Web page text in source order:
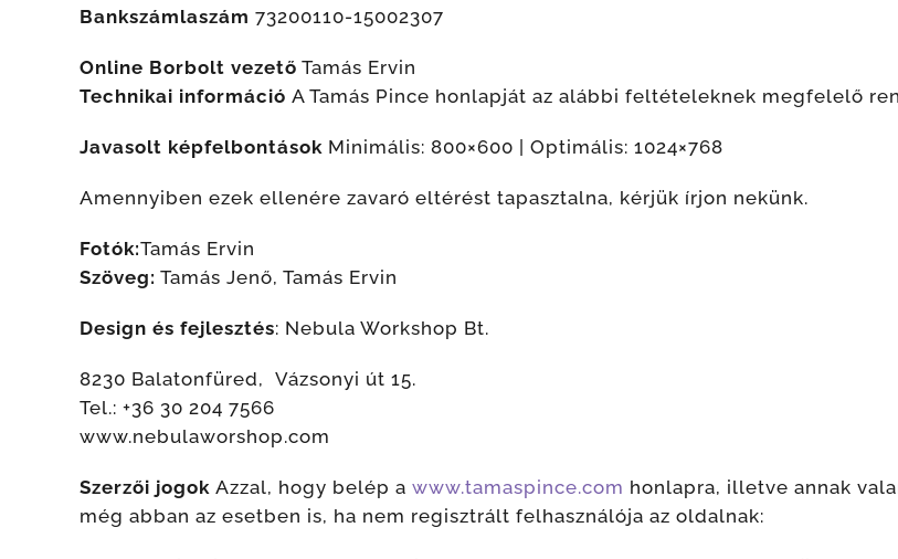
Bankszámlaszám 73200110-15002307
Online Borbolt vezető Tamás Ervin
Technikai információ A Tamás Pince honlapját az alábbi feltételeknek megfelelő
Javasolt képfelbontások Minimális: 800×600 | Optimális: 1024×768
Amennyiben ezek ellenére zavaró eltérést tapasztalna, kérjük írjon nekünk.
Fotók:Tamás Ervin
Szöveg: Tamás Jenő, Tamás Ervin
Design és fejlesztés: Nebula Workshop Bt.
8230 Balatonfüred, Vázsonyi út 15.
Tel.: +36 30 204 7566
www.nebulaworshop.com
Szerzői jogok Azzal, hogy belép a www.tamaspince.com honlapra, illetve annak
még abban az esetben is, ha nem regisztrált felhasználója az oldalnak: